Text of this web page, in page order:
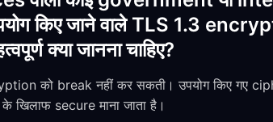
किए जाने वाले TLS 1.3
क्या जानना चाहिए?
को break नहीं कर सकती। उपयोग किए गए
secure माना जाता है।